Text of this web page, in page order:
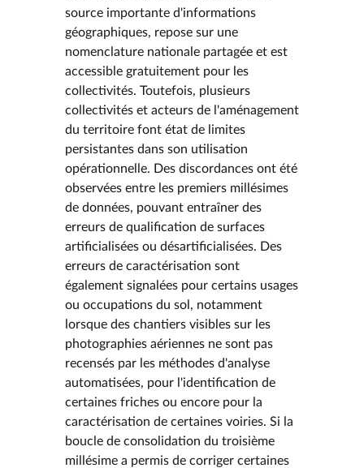
source importante d'informations
géographiques, repose sur une
nomenclature nationale partagée et est
accessible gratuitement pour les
collectivités. Toutefois, plusieurs
collectivités et acteurs de l'aménagement
du territoire font état de limites
persistantes dans son utilisation
opérationnelle. Des discordances ont été
observées entre les premiers millésimes
de données, pouvant entraîner des
erreurs de qualification de surfaces
artificialisées ou désartificialisées. Des
erreurs de caractérisation sont
également signalées pour certains usages
ou occupations du sol, notamment
lorsque des chantiers visibles sur les
photographies aériennes ne sont pas
recensés par les méthodes d'analyse
automatisées, pour l'identification de
certaines friches ou encore pour la
caractérisation de certaines voiries. Si la
boucle de consolidation du troisième
millésime a permis de corriger certaines